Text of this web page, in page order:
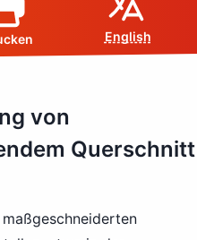
English
von
Querschnitt